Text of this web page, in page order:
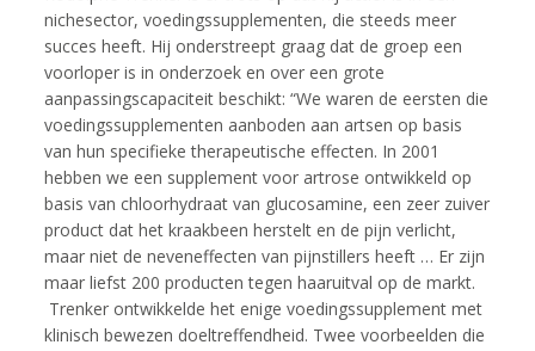
nichesector, voedingssupplementen, die steeds meer
succes heeft. Hij onderstreept graag dat de groep een
voorloper is in onderzoek en over een grote
aanpassingscapaciteit beschikt: “We waren de eersten die
voedingssupplementen aanboden aan artsen op basis
van hun specifieke therapeutische effecten. In 2001
hebben we een supplement voor artrose ontwikkeld op
basis van chloorhydraat van glucosamine, een zeer zuiver
product dat het kraakbeen herstelt en de pijn verlicht,
maar niet de neveneffecten van pijnstillers heeft … Er zijn
maar liefst 200 producten tegen haaruitval op de markt.
Trenker ontwikkelde het enige voedingssupplement met
klinisch bewezen doeltreffendheid. Twee voorbeelden die